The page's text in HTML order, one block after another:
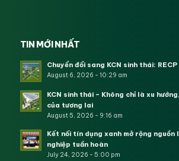
TIN MỚI NHẤT
Chuyển đổi sang KCN sinh thái:
August 6, 2026 - 10:29 am
KCN sinh thái – Không chỉ là xu
của tương lai
August 5, 2026 - 9:16 am
Kết nối tín dụng xanh mở rộng nguồn
nghiệp tuần hoàn
July 24, 2026 - 5:00 pm